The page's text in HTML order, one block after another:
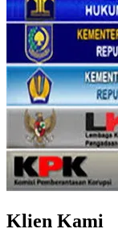
Klien Kami